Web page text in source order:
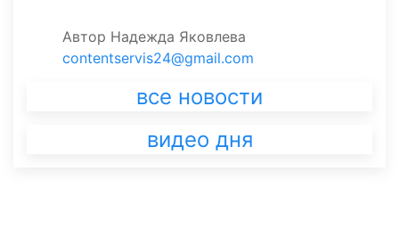
Автор Надежда Яковлева
contentservis24@gmail.com
все новости
видео дня